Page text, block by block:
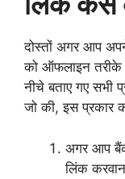
दोस्तों अगर आप
को ऑफलाइन तरीके
नीचे बताए गए सभी
जो की, इस प्रकार
अगर आप
लिंक